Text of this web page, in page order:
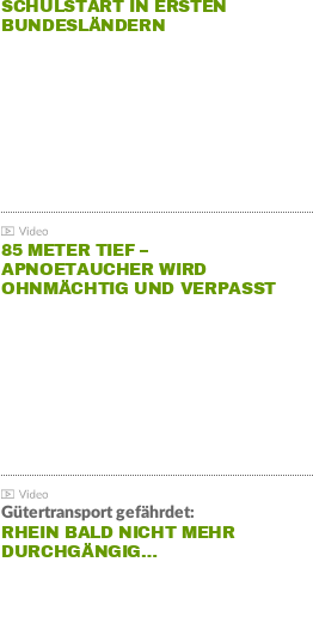
SCHULSTART IN ERSTEN
BUNDESLÄNDERN
85 METER TIEF –
APNOETAUCHER WIRD
OHNMÄCHTIG UND VERPASST
Gütertransport gefährdet:
RHEIN BALD NICHT MEHR
DURCHGÄNGIG…